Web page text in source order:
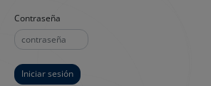
Contraseña